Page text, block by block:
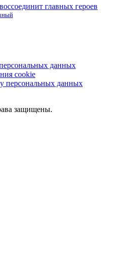
главных героев
данных
cookie
персональных данных
защищены.